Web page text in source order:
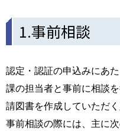
1.事前相談
認定・認証の申込みにあ
課の担当者と事前に相談
請図書を作成していただく
事前相談の際には、主に